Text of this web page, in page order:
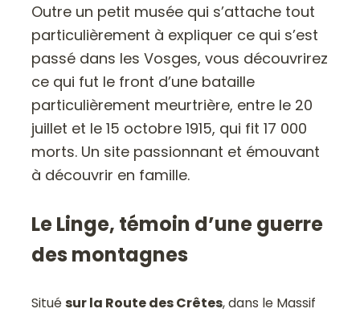
Outre un petit musée qui s’attache tout
particulièrement à expliquer ce qui s’est
passé dans les Vosges, vous découvrirez
ce qui fut le front d’une bataille
particulièrement meurtrière, entre le 20
juillet et le 15 octobre 1915, qui fit 17 000
morts. Un site passionnant et émouvant
à découvrir en famille.
Le Linge, témoin d’une guerre
des montagnes
Situésur la Route des Crêtes, dans le Massif